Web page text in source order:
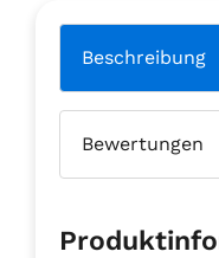
Beschreibung
Bewertungen